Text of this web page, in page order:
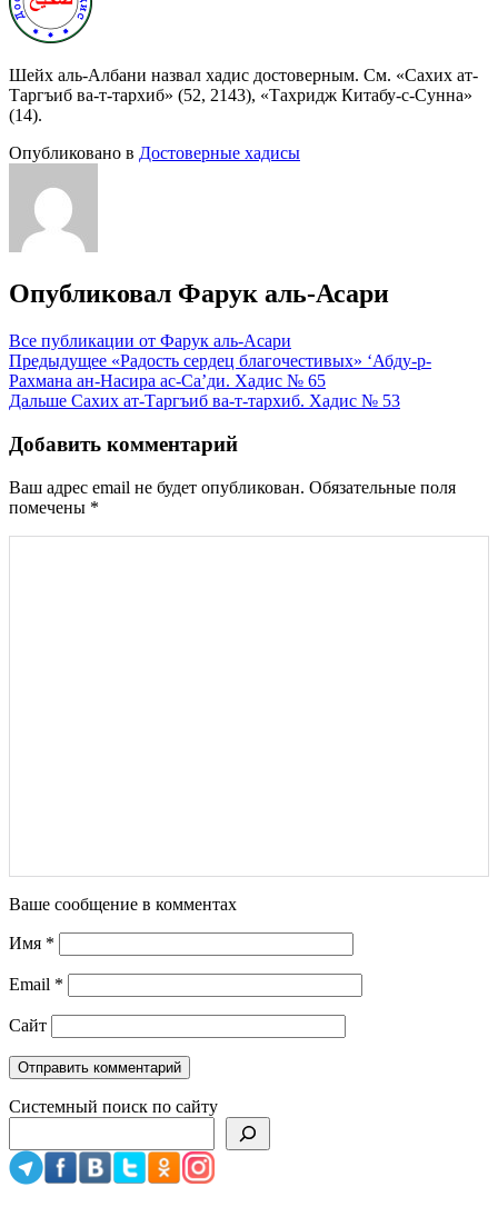
Шейх аль-Албани назвал хадис достоверным. См. «Сахих ат-
Таргъиб ва-т-тархиб» (52, 2143), «Тахридж Китабу-с-Сунна»
(14).
Опубликовано в Достоверные хадисы
Опубликовал Фарук аль-Асари
Все публикации от Фарук аль-Асари
Навигация
по
Предыдущее «Радость сердец благочестивых» ‘Абду-р-
Рахмана ан-Насира ас-Са’ди. Хадис № 65
Дальше Сахих ат-Таргъиб ва-т-тархиб. Хадис № 53
Добавить комментарий
Ваш адрес email не будет опубликован. Обязательные поля
помечены *
Ваше сообщение в комментах
Имя *
Email *
Сайт
Системный поиск по сайту